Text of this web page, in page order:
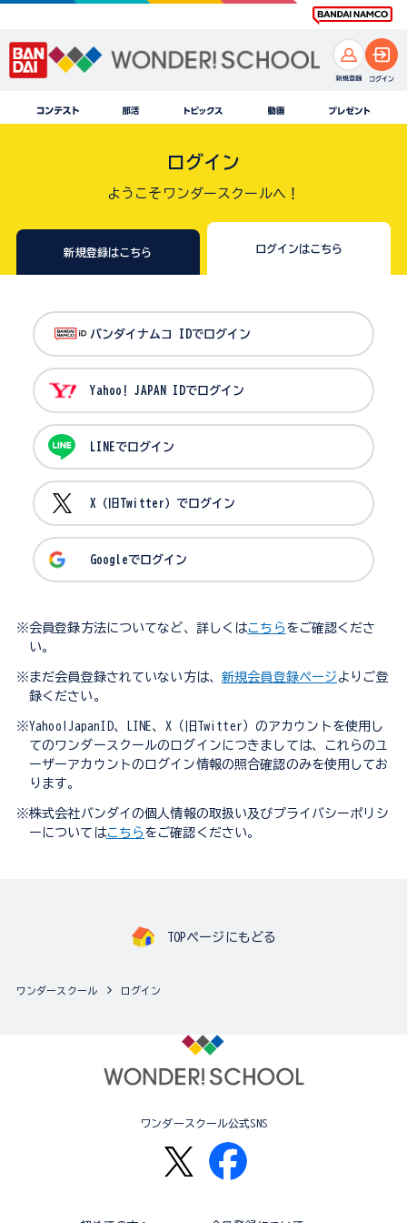
ログイン
ようこそワンダースクールへ！
新規登録はこちら ログインはこちら
バンダイナムコ IDでログイン
Yahoo! JAPAN IDでログイン
LINEでログイン
X（旧Twitter）でログイン
Googleでログイン
※会員登録方法についてなど、詳しくはこちら をご確認くださ
い。
※まだ会員登録されていない方は、 新規会員登録ページ よりご登
録ください。
※Yahoo!JapanID、LINE、X（旧Twitter）のアカウントを使用し
てのワンダースクールのログインにつきましては、これらのユ
ーザーアカウントのログイン情報の照合確認のみを使用してお
ります。
※株式会社バンダイの個人情報の取扱い及びプライバシーポリシ
ーについてはこちら をご確認ください。
TOPページにもどる
ワンダースクール ログイン
ワンダースクール公式SNS